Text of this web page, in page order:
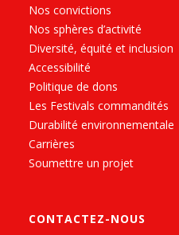
Nos convictions
Nos sphères d’activité
Diversité, équité et inclusion
Accessibilité
Politique de dons
Les Festivals commandités
Durabilité environnementale
Carrières
Soumettre un projet
CONTACTEZ-NOUS